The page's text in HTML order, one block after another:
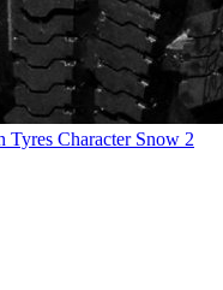
Character Snow 2